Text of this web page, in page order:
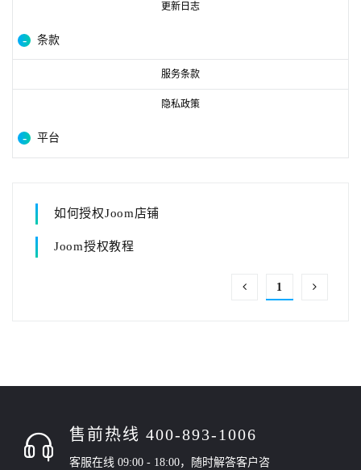
更新日志
条款
服务条款
隐私政策
平台
如何授权Joom店铺
Joom授权教程
1
售前热线 400-893-1006
客服在线 09:00 - 18:00，随时解答客户咨